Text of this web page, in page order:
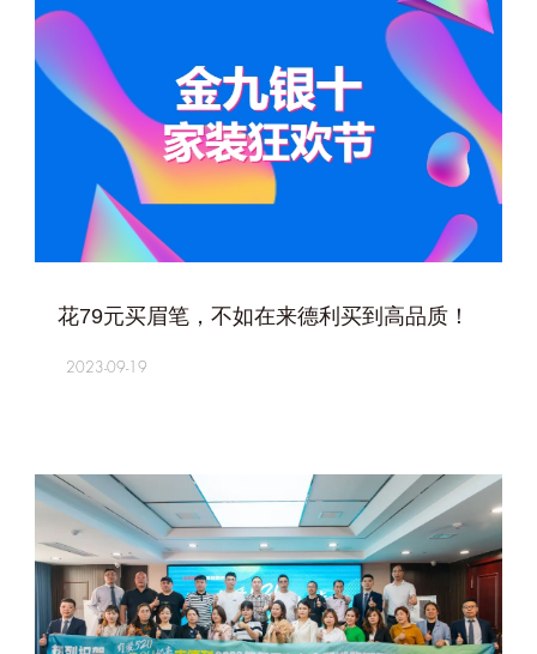
花79元买眉笔，不如在来德利买到高品质！
2023-09-19